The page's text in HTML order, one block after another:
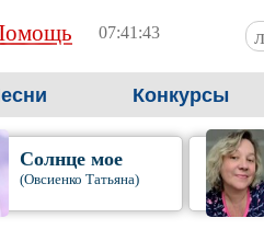
07:41:43
Конкурсы
Солнце мое
(Овсиенко Татьяна)